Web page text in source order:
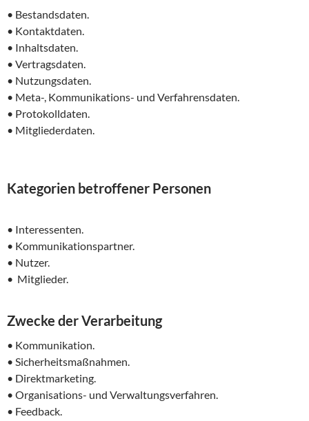
• Bestandsdaten.
• Kontaktdaten.
• Inhaltsdaten.
• Vertragsdaten.
• Nutzungsdaten.
• Meta-, Kommunikations- und Verfahrensdaten.
• Protokolldaten.
• Mitgliederdaten.
Kategorien betroffener Personen
• Interessenten.
• Kommunikationspartner.
• Nutzer.
• Mitglieder.
Zwecke der Verarbeitung
• Kommunikation.
• Sicherheitsmaßnahmen.
• Direktmarketing.
• Organisations- und Verwaltungsverfahren.
• Feedback.